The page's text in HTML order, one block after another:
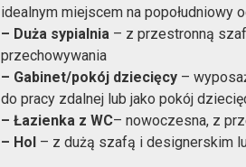
idealnym miejscem na popołudniowy
– Duża sypialnia – z przestronną
przechowywania
– Gabinet/pokój dziecięcy –
do pracy zdalnej lub jako pokój
– Łazienka z WC– nowoczesna, z
– Hol – z dużą szafą i designerskim